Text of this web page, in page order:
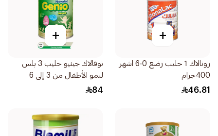
+
رونالاك 1 حليب رضع 0-6 اشهر
400جرام
46.81
+
نوفالاك جينيو حليب 3 بلس
لنمو الأطفال من 3 إلى 6
سنوات 800جرام
84